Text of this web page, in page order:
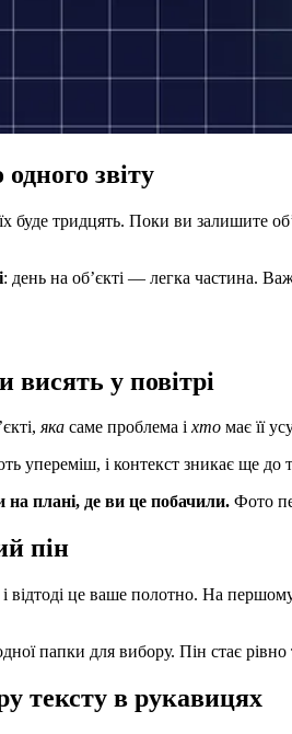
звіту
буде тридцять. Поки ви залишите
: день на об’єкті — легка частина.
у повітрі
яка саме проблема іхто має її
і контекст зникає ще до
плані, де ви це побачили. Фото
пін
це ваше полотно. На першому
папки для вибору. Пін стає рівно
тексту в рукавицях